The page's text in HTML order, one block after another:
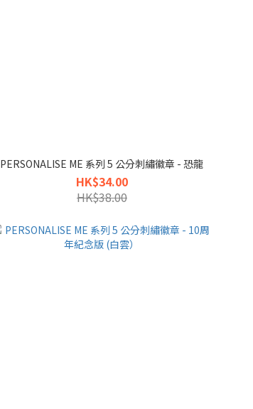
PERSONALISE ME 系列 5 公分刺繡徽章 - 恐龍
HK$34.00
HK$38.00